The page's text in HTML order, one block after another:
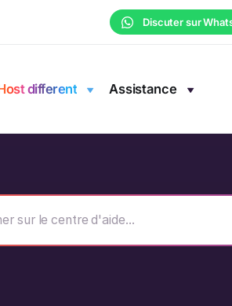
Discuter sur
different Assistance